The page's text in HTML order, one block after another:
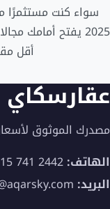
سواء كنت مستثمرًا
2025 يفتح أمامك
أقل
عقارسكاي
مصدرك الموثوق
الهاتف:741 2442
البريد: